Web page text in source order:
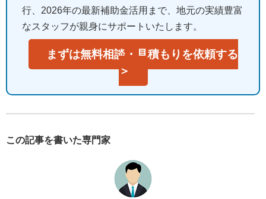
行、2026年の最新補助金活用まで、地元の実績豊富
なスタッフが親身にサポートいたします。
まずは無料相談・見積もりを依頼する
＞
この記事を書いた専門家